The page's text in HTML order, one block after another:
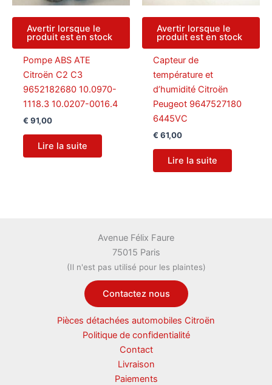
Avertir lorsque le
produit est en stock
Pompe ABS ATE
Citroën C2 C3
9652182680 10.0970-
1118.3 10.0207-0016.4
€ 91,00
Lire la suite
Avertir lorsque le
produit est en stock
Capteur de
température et
d’humidité Citroën
Peugeot 9647527180
6445VC
€ 61,00
Lire la suite
Avenue Félix Faure
75015 Paris
(Il n'est pas utilisé pour les plaintes)
Contactez nous
Pièces détachées automobiles Citroën
Politique de confidentialité
Contact
Livraison
Paiements